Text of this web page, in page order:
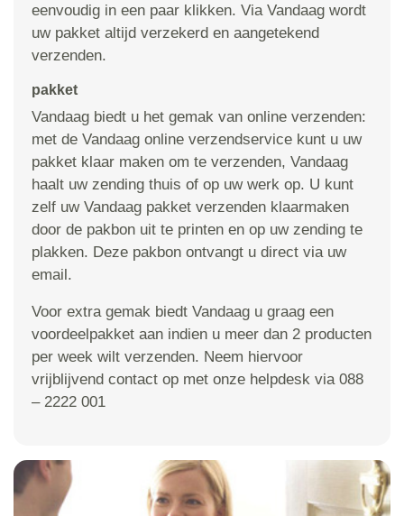
eenvoudig in een paar klikken. Via Vandaag wordt
uw pakket altijd verzekerd en aangetekend
verzenden.
pakket
Vandaag biedt u het gemak van online verzenden:
met de Vandaag online verzendservice kunt u uw
pakket klaar maken om te verzenden, Vandaag
haalt uw zending thuis of op uw werk op. U kunt
zelf uw Vandaag pakket verzenden klaarmaken
door de pakbon uit te printen en op uw zending te
plakken. Deze pakbon ontvangt u direct via uw
email.
Voor extra gemak biedt Vandaag u graag een
voordeelpakket aan indien u meer dan 2 producten
per week wilt verzenden. Neem hiervoor
vrijblijvend contact op met onze helpdesk via 088
– 2222 001